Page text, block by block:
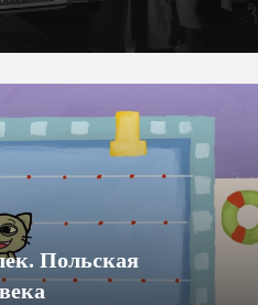
Польская